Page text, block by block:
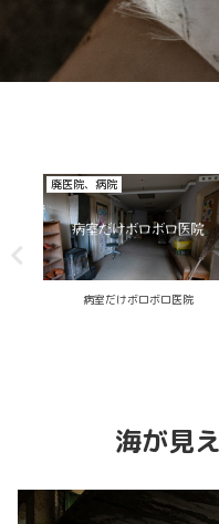
その他
廃珊瑚博物館
海が見